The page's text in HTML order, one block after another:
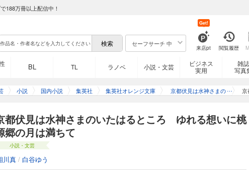
188万冊以上配信中！
セーフサーチ 中
来店pt
Get!
閲覧履歴
BL TL ラノベ 小説・文芸
ビジネス
実用
雑誌
写真
小説 国内小説 集英社 集英社オレンジ文庫
京都伏見は水神さまの
京
都伏見は水神さまのいたはるところ ゆれる想いに桃
郷の月は満ちて
小説・文芸
川真 / 白谷ゆう